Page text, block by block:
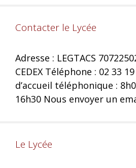
Contacter le Lycée
Adresse : LEGTACS
CEDEX Téléphone : 02 33
d’accueil téléphonique :
16h30 Nous envoyer un
Le Lycée